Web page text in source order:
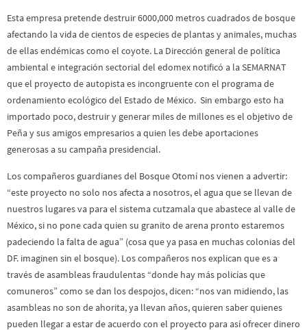
Esta empresa pretende destruir 6000,000 metros cuadrados de bosque
afectando la vida de cientos de especies de plantas y animales, muchas
de ellas endémicas como el coyote. La Dirección general de política
ambiental e integración sectorial del edomex notificó a la SEMARNAT
que el proyecto de autopista es incongruente con el programa de
ordenamiento ecológico del Estado de México. Sin embargo esto ha
importado poco, destruir y generar miles de millones es el objetivo de
Peña y sus amigos empresarios a quien les debe aportaciones
generosas a su campaña presidencial.
Los compañeros guardianes del Bosque Otomí nos vienen a advertir:
“este proyecto no solo nos afecta a nosotros, el agua que se llevan de
nuestros lugares va para el sistema cutzamala que abastece al valle de
México, si no pone cada quien su granito de arena pronto estaremos
padeciendo la falta de agua” (cosa que ya pasa en muchas colonias del
DF. imaginen sin el bosque). Los compañeros nos explican que es a
través de asambleas fraudulentas “donde hay más policías que
comuneros” como se dan los despojos, dicen: “nos van midiendo, las
asambleas no son de ahorita, ya llevan años, quieren saber quienes
pueden llegar a estar de acuerdo con el proyecto para así ofrecer dinero